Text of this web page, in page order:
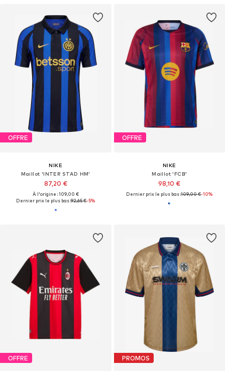
OFFRE
NIKE
Maillot 'INTER STAD HM'
87,20 €
À l'origine : 109,00 €
Dernier prix le plus bas :92,65 €-5%
OFFRE
NIKE
Maillot 'FCB'
98,10 €
Dernier prix le plus bas :109,00 €-10%
OFFRE PROMOS